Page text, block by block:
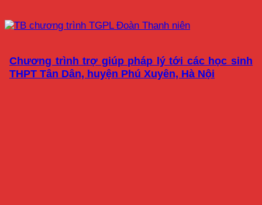
Chương trình trợ giúp pháp lý tới các học sinh
THPT Tân Dân, huyện Phú Xuyên, Hà Nội